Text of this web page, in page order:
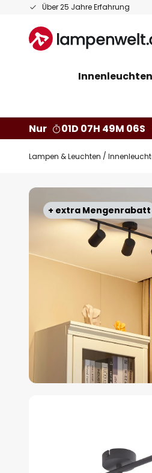
Über 25 Jahre Erfahrung
Zum
springen
Innenleuchten
Nur
01D 07H 49M 05S
Lampen & Leuchten
+ extra Mengenrabatt
Zum
Ende
springen